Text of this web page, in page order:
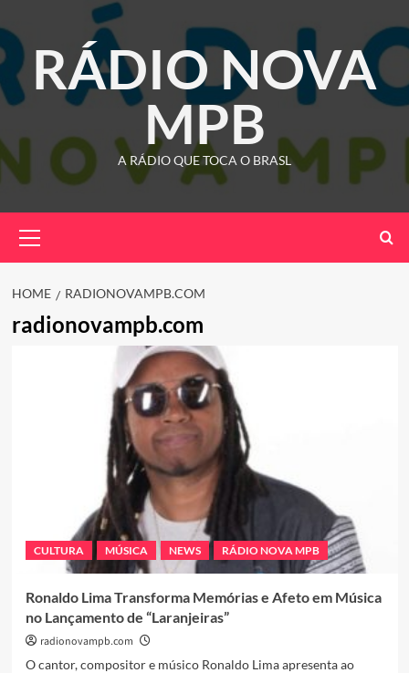
to
contentRÁDIO NOVA
MPB
A RÁDIO QUE TOCA O BRASL
Menu
HOME RADIONOVAMPB.COM
radionovampb.com
CULTURA MÚSICA NEWS RÁDIO NOVA MPB
Ronaldo Lima Transforma Memórias e Afeto em Música
no Lançamento de “Laranjeiras”
radionovampb.com
O cantor, compositor e músico Ronaldo Lima apresenta ao